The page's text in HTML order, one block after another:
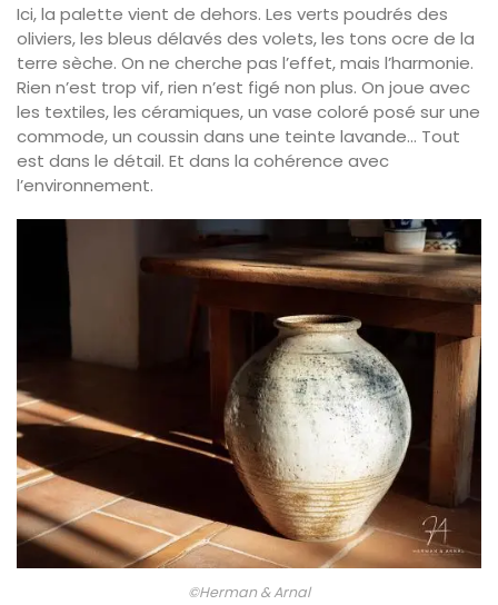
Ici, la palette vient de dehors. Les verts poudrés des
oliviers, les bleus délavés des volets, les tons ocre de la
terre sèche. On ne cherche pas l’effet, mais l’harmonie.
Rien n’est trop vif, rien n’est figé non plus. On joue avec
les textiles, les céramiques, un vase coloré posé sur une
commode, un coussin dans une teinte lavande… Tout
est dans le détail. Et dans la cohérence avec
l’environnement.
©Herman & Arnal